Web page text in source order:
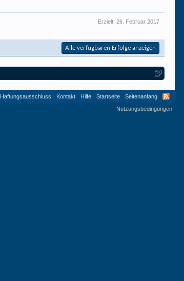
Erzielt: 26. Februar 2017
Alle verfügbaren Erfolge anzeigen
Haftungsausschluss Kontakt Hilfe Startseite
Seitenanfang
Nutzungsbedingungen